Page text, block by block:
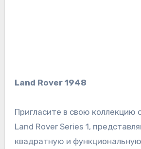
Land Rover 1948
Пригласите в свою коллекцию
Land Rover Series 1,
квадратную и